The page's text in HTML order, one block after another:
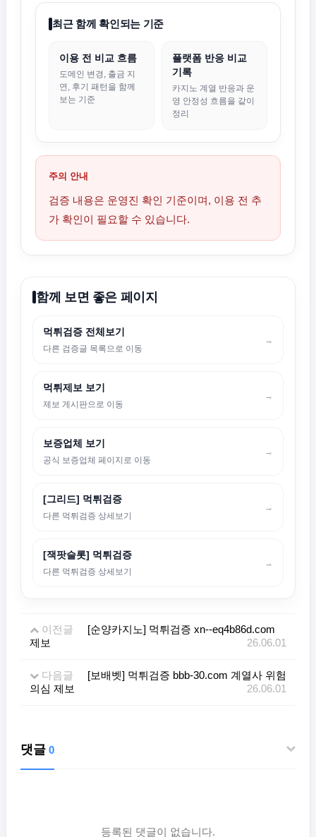
최근 함께 확인되는 기준
이용 전 비교 흐름
도메인 변경, 출금 지
연, 후기 패턴을 함께
보는 기준
플랫폼 반응 비교
기록
카지노 계열 반응과 운
영 안정성 흐름을 같이
정리
주의 안내
검증 내용은 운영진 확인 기준이며, 이용 전 추
가 확인이 필요할 수 있습니다.
함께 보면 좋은 페이지
먹튀검증 전체보기
다른 검증글 목록으로 이동
→
먹튀제보 보기
제보 게시판으로 이동
→
보증업체 보기
공식 보증업체 페이지로 이동
→
[그리드] 먹튀검증
다른 먹튀검증 상세보기
→
[잭팟슬롯] 먹튀검증
다른 먹튀검증 상세보기
→
이전글
[순양카지노] 먹튀검증 xn--eq4b86d.com
제보
26.06.01
다음글
[보배벳] 먹튀검증 bbb-30.com 계열사 위험
의심 제보
26.06.01
댓글 0
등록된 댓글이 없습니다.